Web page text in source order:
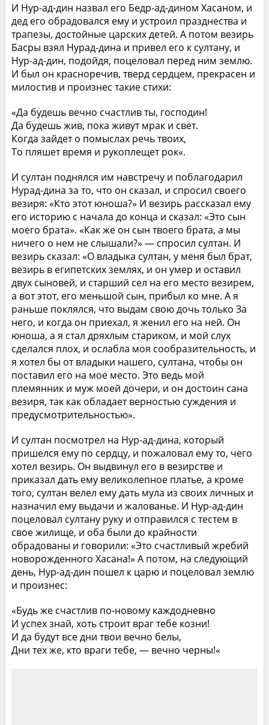
И Нур-ад-дин назвал его Бедр-ад-дином Хасаном, и
дед его обрадовался ему и устроил празднества и
трапезы, достойные царских детей. А потом везирь
Басры взял Нурад-дина и привел его к султану, и
Нур-ад-дин, подойдя, поцеловал перед ним землю.
И был он красноречив, тверд сердцем, прекрасен и
милостив и произнес такие стихи:
«Да будешь вечно счастлив ты, господин!
Да будешь жив, пока живут мрак и свет.
Когда зайдет о помыслах речь твоих,
То пляшет время и рукоплещет рок«.
И султан поднялся им навстречу и поблагодарил
Нурад-дина за то, что он сказал, и спросил своего
везиря: «Кто этот юноша?» И везирь рассказал ему
его историю с начала до конца и сказал: «Это сын
моего брата». «Как же он сын твоего брата, а мы
ничего о нем не слышали?» — спросил султан. И
везирь сказал: «О владыка султан, у меня был брат,
везирь в египетских землях, и он умер и оставил
двух сыновей, и старший сел на его место везирем,
а вот этот, его меньшой сын, прибыл ко мне. А я
раньше поклялся, что выдам свою дочь только За
него, и когда он приехал, я женил его на ней. Он
юноша, а я стал дряхлым стариком, и мой слух
сделался плох, и ослабла моя сообразительность, и
я хотел бы от владыки нашего, султана, чтобы он
поставил его на мое место. Это ведь мой
племянник и муж моей дочери, и он достоин сана
везиря, так как обладает верностью суждения и
предусмотрительностью».
И султан посмотрел на Нур-ад-дина, который
пришелся ему по сердцу, и пожаловал ему то, чего
хотел везирь. Он выдвинул его в везирстве и
приказал дать ему великолепное платье, а кроме
того, султан велел ему дать мула из своих личных и
назначил ему выдачи и жалованье. И Нур-ад-дин
поцеловал султану руку и отправился с тестем в
свое жилище, и оба были до крайности
обрадованы и говорили: «Это счастливый жребий
новорожденного Хасана!» А потом, на следующий
день, Нур-ад-дин пошел к царю и поцеловал землю
и произнес:
«Будь же счастлив по-новому каждодневно
И успех знай, хоть строит враг тебе козни!
И да будут все дни твои вечно белы,
Дни тех же, кто враги тебе, — вечно черны!«